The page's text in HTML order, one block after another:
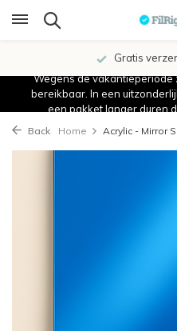
Gratis
Wegens de
bereikbaar. In een
een pakket langer duren
Back Home Acrylic - Mirror